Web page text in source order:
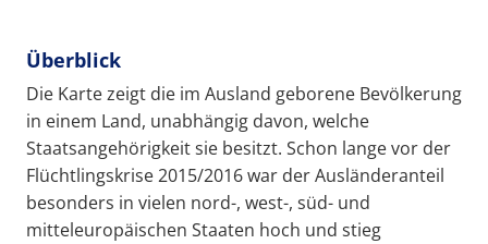
Überblick
Die Karte zeigt die im Ausland geborene Bevölkerung
in einem Land, unabhängig davon, welche
Staatsangehörigkeit sie besitzt. Schon lange vor der
Flüchtlingskrise 2015/2016 war der Ausländeranteil
besonders in vielen nord-, west-, süd- und
mitteleuropäischen Staaten hoch und stieg